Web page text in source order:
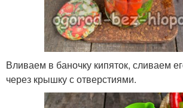
Вливаем в баночку кипяток, сливаем
через крышку с отверстиями.